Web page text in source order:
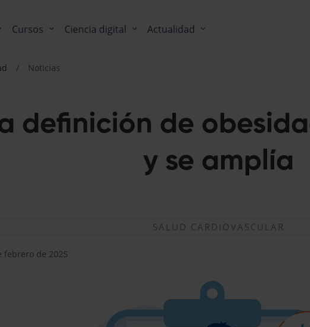
Cursos Ciencia digital Actualidad
definición de
y se amplía
Noticias
SALUD CARDIOVASCULAR
febrero de 2025